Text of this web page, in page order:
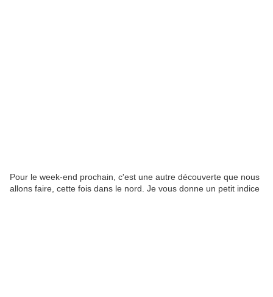
Pour le week-end prochain, c'est une autre découverte que nous
allons faire, cette fois dans le nord. Je vous donne un petit indice